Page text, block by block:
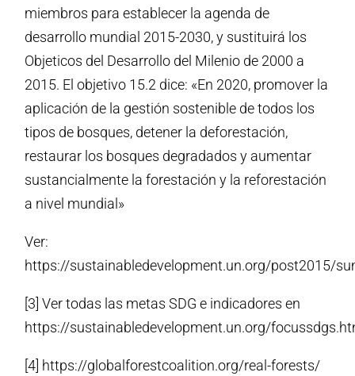
miembros para establecer la agenda de
desarrollo mundial 2015-2030, y sustituirá los
Objeticos del Desarrollo del Milenio de 2000 a
2015. El objetivo 15.2 dice: «En 2020, promover la
aplicación de la gestión sostenible de todos los
tipos de bosques, detener la deforestación,
restaurar los bosques degradados y aumentar
sustancialmente la forestación y la reforestación
a nivel mundial»
Ver:
https://sustainabledevelopment.un.org/post2015/
[3] Ver todas las metas SDG e indicadores en
https://sustainabledevelopment.un.org/
[4] https://globalforestcoalition.org/real-forests/